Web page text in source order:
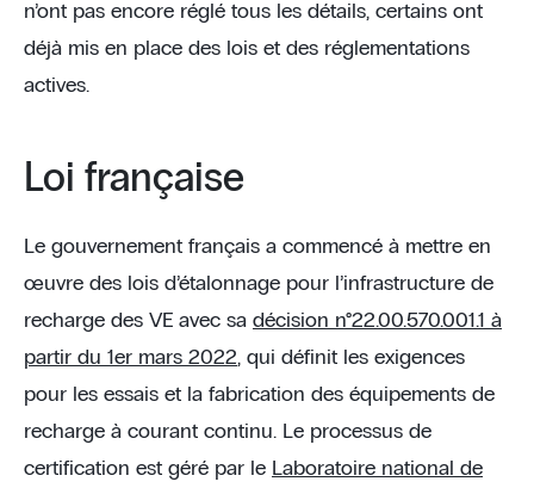
n’ont pas encore réglé tous les détails, certains ont
déjà mis en place des lois et des réglementations
actives.
Loi française
Le gouvernement français a commencé à mettre en
œuvre des lois d’étalonnage pour l’infrastructure de
recharge des VE avec sa décision n°22.00.570.001.1 à
partir du 1er mars 2022, qui définit les exigences
pour les essais et la fabrication des équipements de
recharge à courant continu. Le processus de
certification est géré par le Laboratoire national de